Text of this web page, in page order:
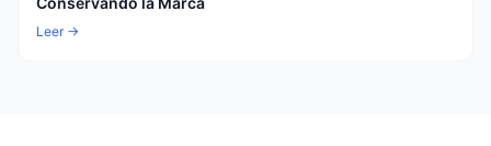
Leer →